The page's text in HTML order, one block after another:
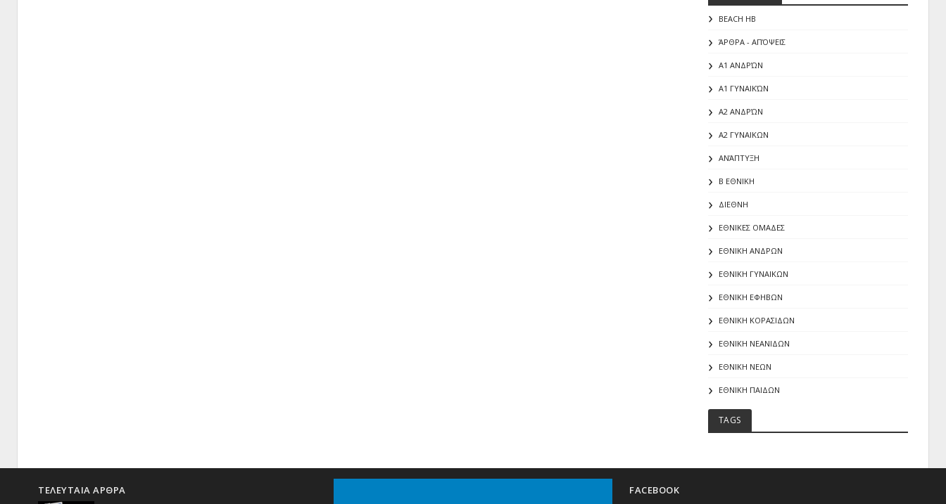
BEACH HB
ΆΡΘΡΑ - ΑΠΌΨΕΙΣ
Α1 ΑΝΔΡΏΝ
Α1 ΓΥΝΑΙΚΏΝ
Α2 ΑΝΔΡΏΝ
Α2 ΓΥΝΑΙΚΩΝ
ΑΝΆΠΤΥΞΗ
Β ΕΘΝΙΚΗ
ΔΙΕΘΝΗ
ΕΘΝΙΚΕΣ ΟΜΑΔΕΣ
ΕΘΝΙΚΗ ΑΝΔΡΩΝ
ΕΘΝΙΚΗ ΓΥΝΑΙΚΩΝ
ΕΘΝΙΚΗ ΕΦΗΒΩΝ
ΕΘΝΙΚΗ ΚΟΡΑΣΙΔΩΝ
ΕΘΝΙΚΗ ΝΕΑΝΙΔΩΝ
ΕΘΝΙΚΗ ΝΕΩΝ
ΕΘΝΙΚΗ ΠΑΙΔΩΝ
TAGS
ΤΕΛΕΥΤΑΙΑ ΑΡΘΡΑ FACEBOOK